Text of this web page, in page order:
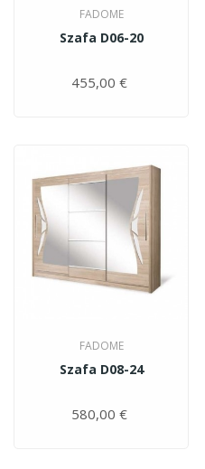
FADOME
Szafa D06-20
455,00 €
FADOME
Szafa D08-24
580,00 €